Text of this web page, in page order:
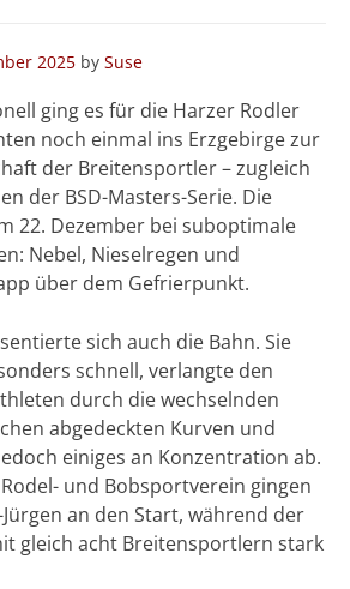
2025 by Suse
ging es für die Harzer Rodler
noch einmal ins Erzgebirge zur
der Breitensportler – zugleich
der BSD-Masters-Serie. Die
22. Dezember bei suboptimale
Nebel, Nieselregen und
über dem Gefrierpunkt.
sich auch die Bahn. Sie
schnell, verlangte den
durch die wechselnden
abgedeckten Kurven und
einiges an Konzentration ab.
und Bobsportverein gingen
an den Start, während der
gleich acht Breitensportlern stark